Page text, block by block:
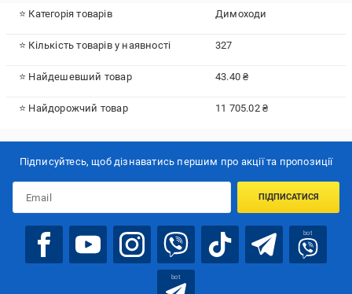
⭐ Категорія товарів Димоходи
⭐ Кількість товарів у наявності 327
⭐ Найдешевший товар 43.40 ₴
⭐ Найдорожчий товар 11 705.02 ₴
Підписуйтесь, щоб дізнаватись першим про акції та пропозиції
ПІДПИСАТИСЯ
bot
bot